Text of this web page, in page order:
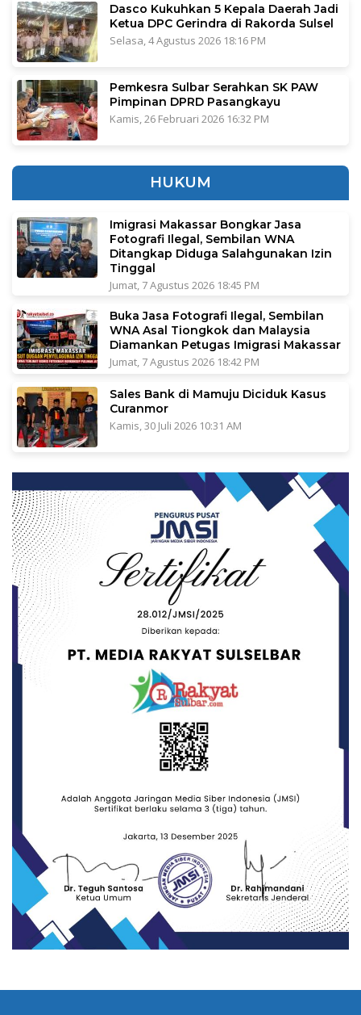
Dasco Kukuhkan 5 Kepala Daerah Jadi
Ketua DPC Gerindra di Rakorda Sulsel
Selasa, 4 Agustus 2026 18:16 PM
Pemkesra Sulbar Serahkan SK PAW
Pimpinan DPRD Pasangkayu
Kamis, 26 Februari 2026 16:32 PM
HUKUM
Imigrasi Makassar Bongkar Jasa
Fotografi Ilegal, Sembilan WNA
Ditangkap Diduga Salahgunakan Izin
Tinggal
Jumat, 7 Agustus 2026 18:45 PM
Buka Jasa Fotografi Ilegal, Sembilan
WNA Asal Tiongkok dan Malaysia
Diamankan Petugas Imigrasi Makassar
Jumat, 7 Agustus 2026 18:42 PM
Sales Bank di Mamuju Diciduk Kasus
Curanmor
Kamis, 30 Juli 2026 10:31 AM